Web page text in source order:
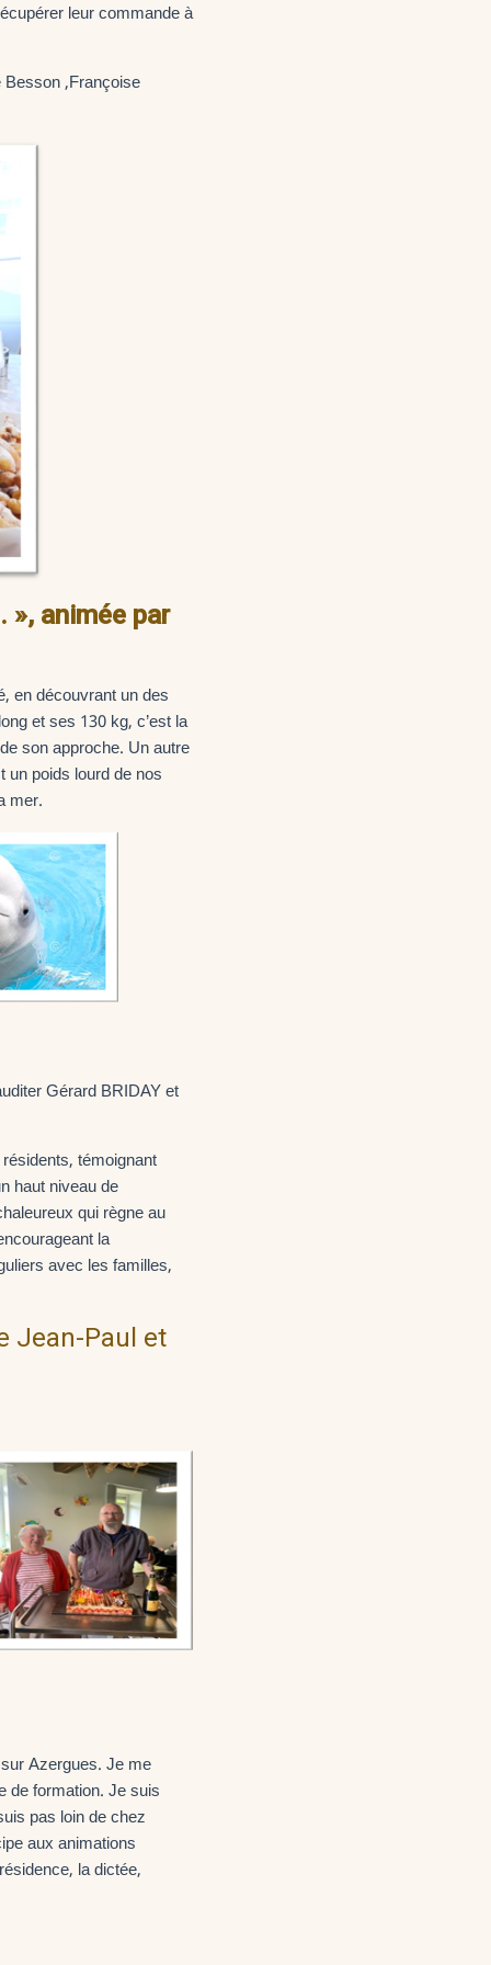
leur commande à
,Françoise
», animée par
en découvrant un des
et ses 130 kg, c’est la
son approche. Un autre
un poids lourd de nos
mer.
Gérard BRIDAY et
témoignant
haut niveau de
qui règne au
la
avec les familles,
Jean-Paul et
Azergues. Je me
de formation. Je suis
pas loin de chez
aux animations
la dictée,